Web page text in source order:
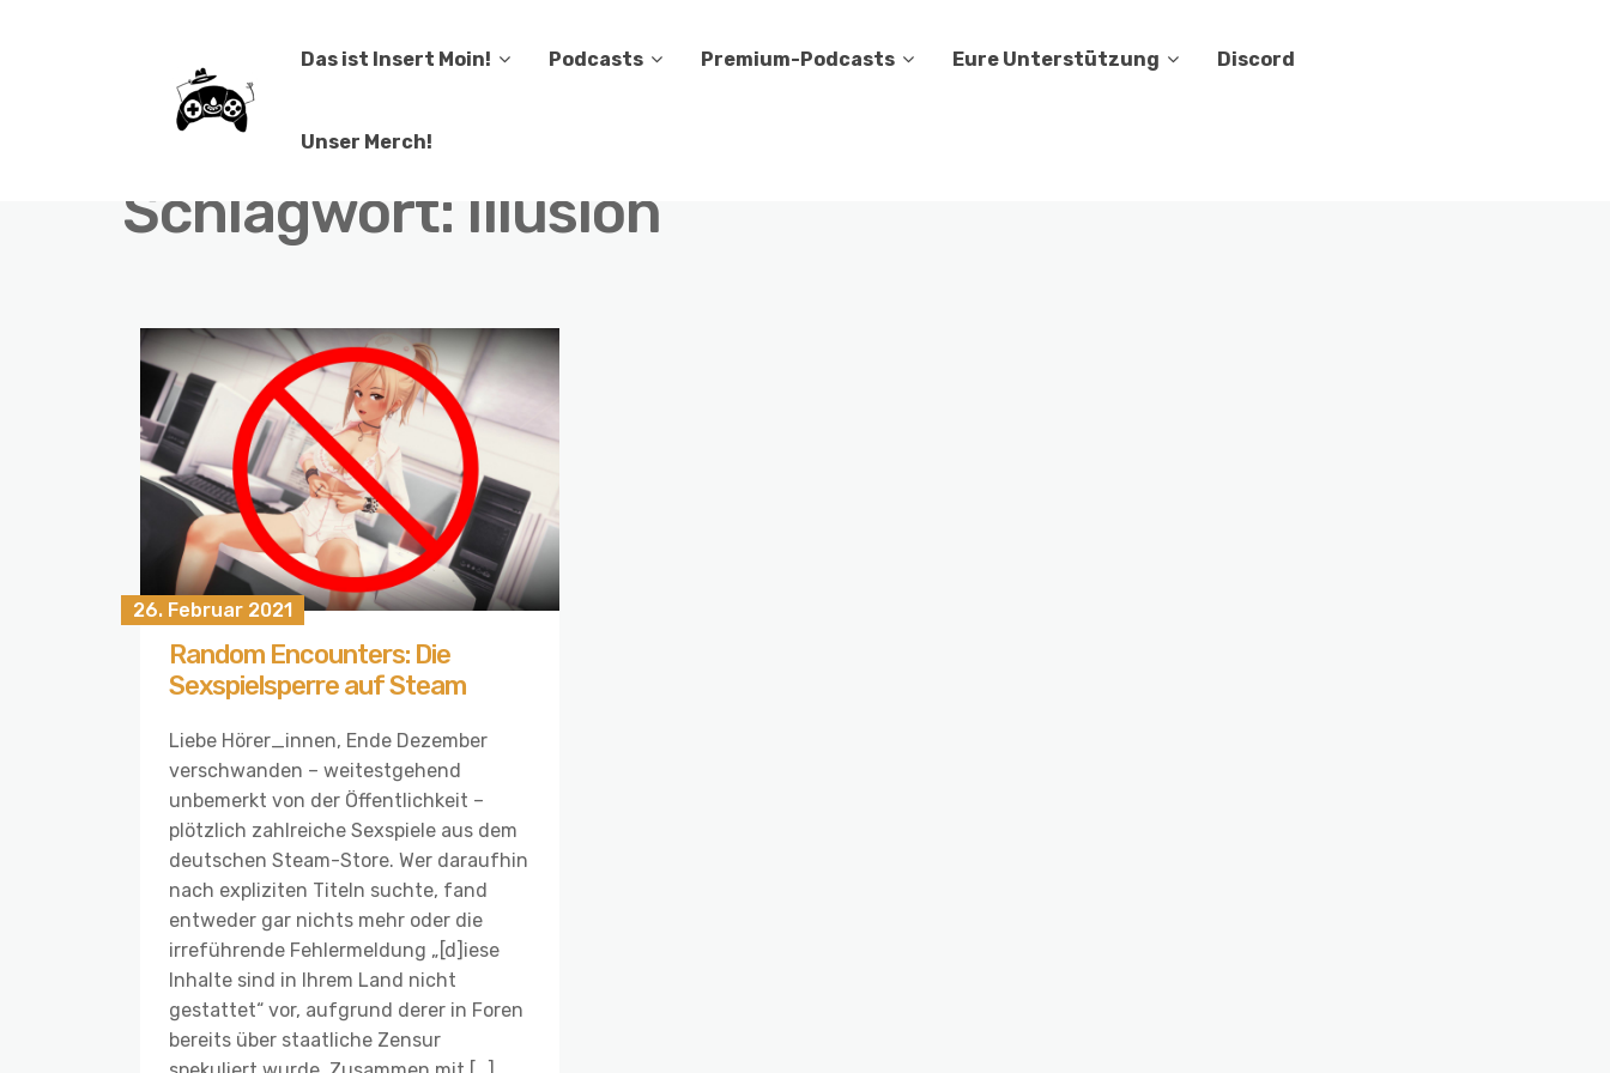
Das ist Insert Moin! Podcasts Premium-Podcasts Eure Unterstützung Discord
Unser Merch!
Schlagwort: Illusion
26. Februar 2021
Random Encounters: Die
Sexspielsperre auf Steam
Liebe Hörer_innen, Ende Dezember
verschwanden – weitestgehend
unbemerkt von der Öffentlichkeit –
plötzlich zahlreiche Sexspiele aus dem
deutschen Steam-Store. Wer daraufhin
nach expliziten Titeln suchte, fand
entweder gar nichts mehr oder die
irreführende Fehlermeldung „[d]iese
Inhalte sind in Ihrem Land nicht
gestattet“ vor, aufgrund derer in Foren
bereits über staatliche Zensur